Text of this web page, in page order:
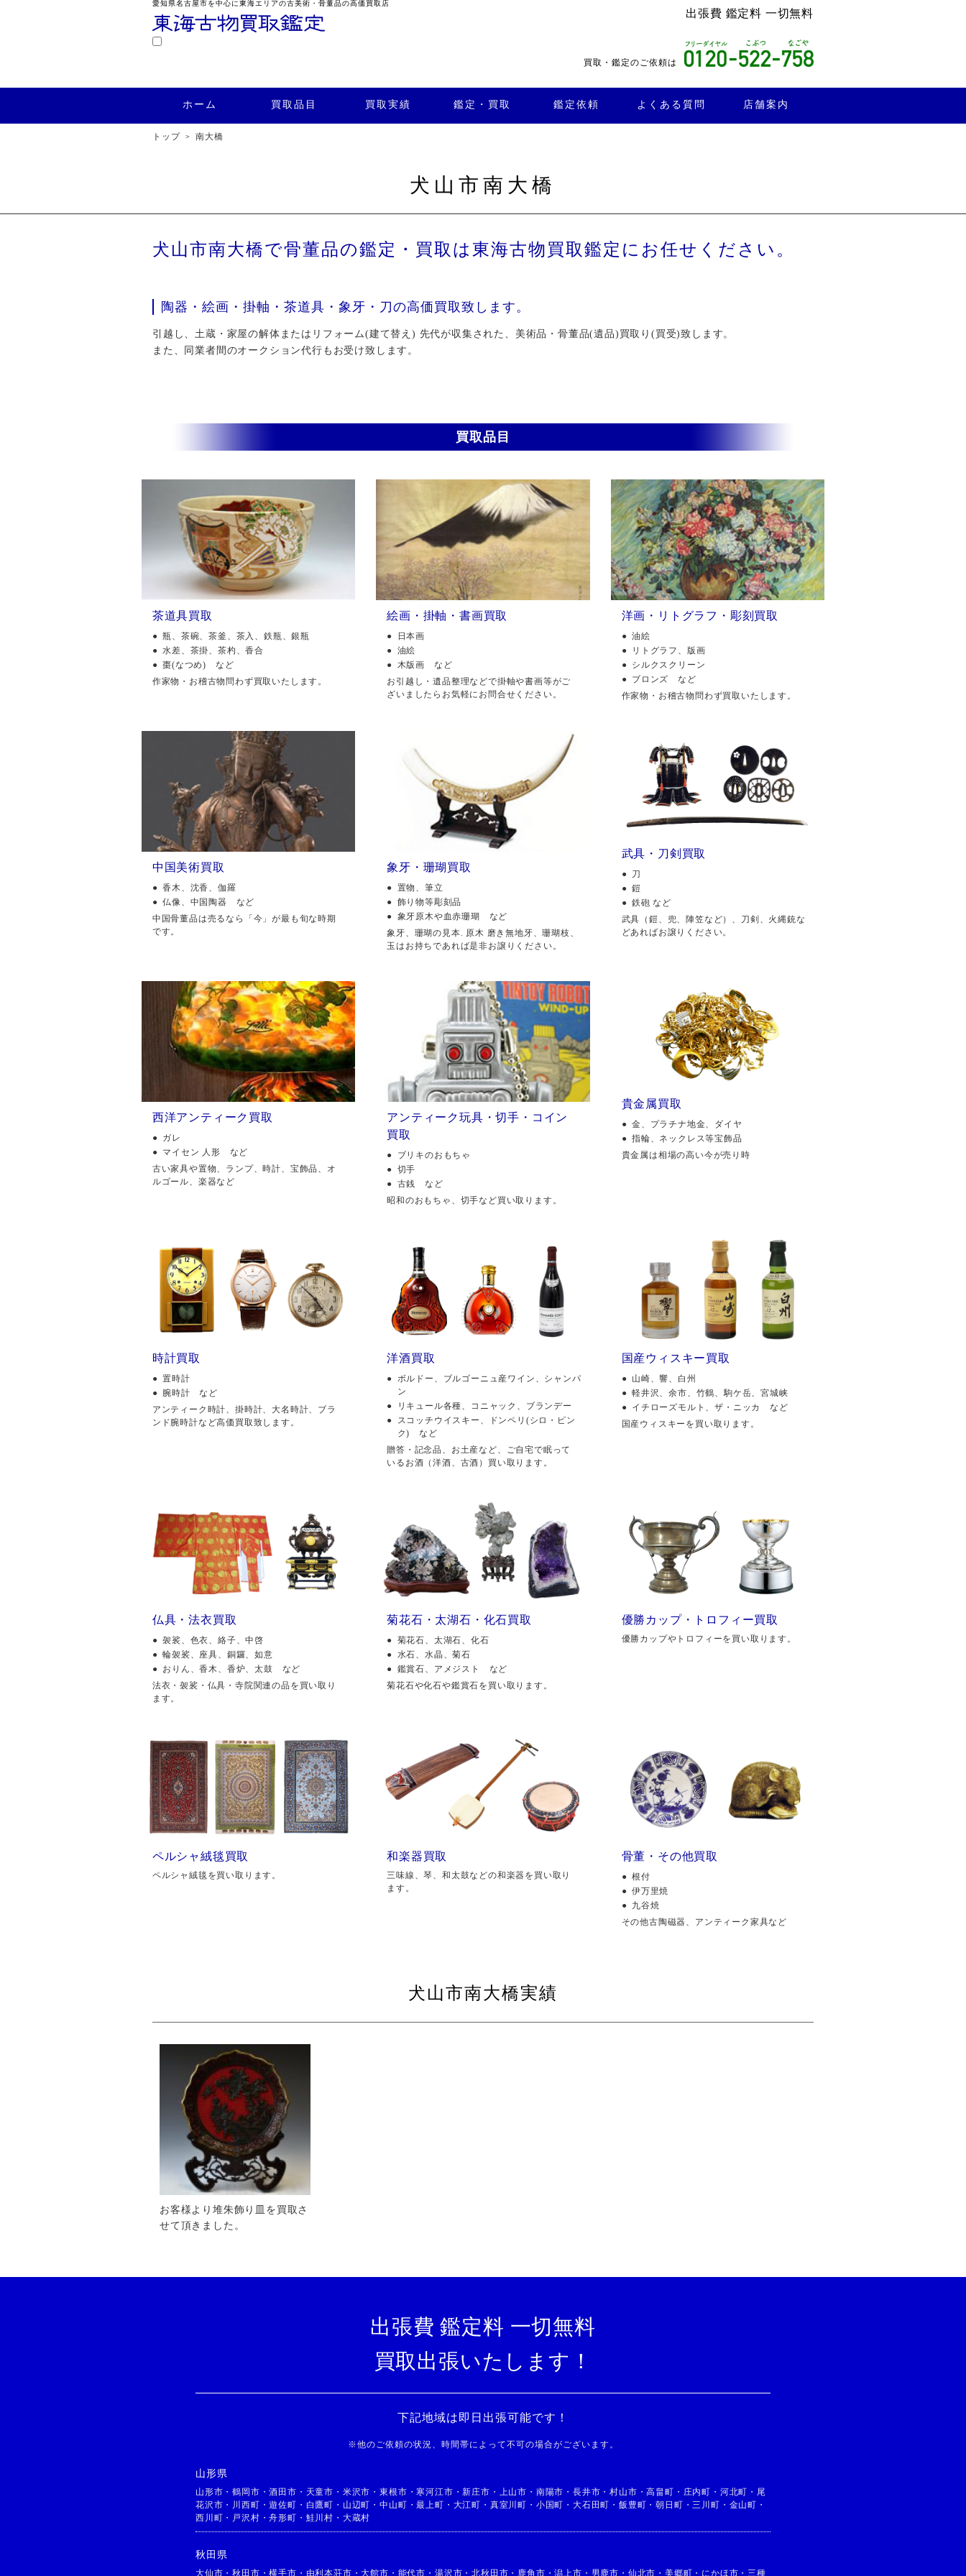
愛知県名古屋市を中心に東海エリアの古美術・骨董品の高価買取店
出張費 鑑定料 一切無料
買取・鑑定のご依頼は
ホーム 買取品目 買取実績 鑑定・買取 鑑定依頼 よくある質問 店舗案内
トップ 南大橋
犬山市南大橋
犬山市南大橋で骨董品の鑑定・買取は東海古物買取鑑定にお任せください。
陶器・絵画・掛軸・茶道具・象牙・刀の高価買取致します。
引越し、土蔵・家屋の解体またはリフォーム(建て替え) 先代が収集された、美術品・骨董品(遺品)買取り(買受)致します。
また、同業者間のオークション代行もお受け致します。
買取品目
茶道具買取
瓶、茶碗、茶釜、茶入、鉄瓶、銀瓶
水差、茶掛、茶杓、香合
棗(なつめ) など
作家物・お稽古物問わず買取いたします。
絵画・掛軸・書画買取
日本画
油絵
木版画 など
お引越し・遺品整理などで掛軸や書画等がご
ざいましたらお気軽にお問合せください。
洋画・リトグラフ・彫刻買取
油絵
リトグラフ、版画
シルクスクリーン
ブロンズ など
作家物・お稽古物問わず買取いたします。
中国美術買取
香木、沈香、伽羅
仏像、中国陶器 など
中国骨董品は売るなら「今」が最も旬な時期
です。
象牙・珊瑚買取
置物、筆立
飾り物等彫刻品
象牙原木や血赤珊瑚 など
象牙、珊瑚の見本. 原木 磨き無地牙、珊瑚枝、
玉はお持ちであれば是非お譲りください。
武具・刀剣買取
刀
鎧
鉄砲 など
武具（鎧、兜、陣笠など）、刀剣、火縄銃な
どあればお譲りください。
西洋アンティーク買取
ガレ
マイセン 人形 など
古い家具や置物、ランプ、時計、宝飾品、オ
ルゴール、楽器など
アンティーク玩具・切手・コイン
買取
ブリキのおもちゃ
切手
古銭 など
昭和のおもちゃ、切手など買い取ります。
貴金属買取
金、プラチナ地金、ダイヤ
指輪、ネックレス等宝飾品
貴金属は相場の高い今が売り時
時計買取
置時計
腕時計 など
アンティーク時計、掛時計、大名時計、ブラ
ンド腕時計など高価買取致します。
洋酒買取
ボルドー、ブルゴーニュ産ワイン、シャンパ
ン
リキュール各種、コニャック、ブランデー
スコッチウイスキー、ドンペリ(シロ・ピン
ク) など
贈答・記念品、お土産など、ご自宅で眠って
いるお酒（洋酒、古酒）買い取ります。
国産ウィスキー買取
山崎、響、白州
軽井沢、余市、竹鶴、駒ケ岳、宮城峡
イチローズモルト、ザ・ニッカ など
国産ウィスキーを買い取ります。
仏具・法衣買取
袈裟、色衣、絡子、中啓
輪袈裟、座具、銅鑼、如意
おりん、香木、香炉、太鼓 など
法衣・袈裟・仏具・寺院関連の品を買い取り
ます。
菊花石・太湖石・化石買取
菊花石、太湖石、化石
水石、水晶、菊石
鑑賞石、アメジスト など
菊花石や化石や鑑賞石を買い取ります。
優勝カップ・トロフィー買取
優勝カップやトロフィーを買い取ります。
ペルシャ絨毯買取
ペルシャ絨毯を買い取ります。
和楽器買取
三味線、琴、和太鼓などの和楽器を買い取り
ます。
骨董・その他買取
根付
伊万里焼
九谷焼
その他古陶磁器、アンティーク家具など
犬山市南大橋実績
お客様より堆朱飾り皿を買取さ
せて頂きました。
出張費 鑑定料 一切無料
買取出張いたします！
下記地域は即日出張可能です！
※他のご依頼の状況、時間帯によって不可の場合がございます。
山形県
山形市 ・鶴岡市 ・酒田市 ・ 天童市 ・ 米沢市 ・東根市 ・寒河江市 ・新庄市 ・ 上山市 ・ 南陽市 ・ 長井市 ・村山市 ・高畠町 ・ 庄内町 ・ 河北町 ・ 尾
花沢市 ・ 川西町 ・遊佐町 ・ 白鷹町 ・ 山辺町 ・中山町 ・最上町 ・ 大江町 ・ 真室川町 ・ 小国町 ・ 大石田町 ・ 飯豊町 ・朝日町 ・ 三川町 ・ 金山町 ・
西川町 ・ 戸沢村 ・舟形町 ・ 鮭川村 ・ 大蔵村
秋田県
大仙市 ・秋田市 ・横手市 ・ 由利本荘市 ・大館市 ・ 能代市 ・ 湯沢市 ・北秋田市 ・ 鹿角市 ・潟上市 ・ 男鹿市 ・ 仙北市 ・美郷町 ・ にかほ市 ・ 三種